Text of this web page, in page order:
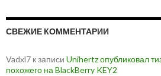
СВЕЖИЕ КОММЕНТАРИИ
Vadxl7 к записи Unihertz опубликовал
похожего на BlackBerry KEY2